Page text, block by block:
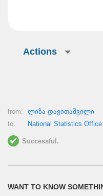
Actions
from:
ლიზა დავითაშვილი
to:
National Statistics
Successful.
WANT TO KNOW